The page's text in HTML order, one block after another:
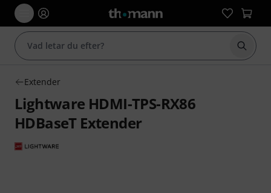
Börja
Extender
Lightware HDMI-TPS-RX86
HDBaseT Extender